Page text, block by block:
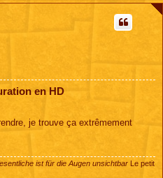
en HD
je trouve ça extrêmement
ist für die Augen unsichtbar Le petit